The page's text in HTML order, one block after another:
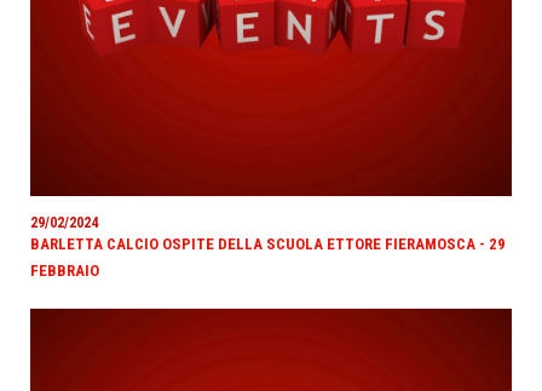
29/02/2024
BARLETTA CALCIO OSPITE DELLA SCUOLA ETTORE FIERAMOSCA - 29
FEBBRAIO